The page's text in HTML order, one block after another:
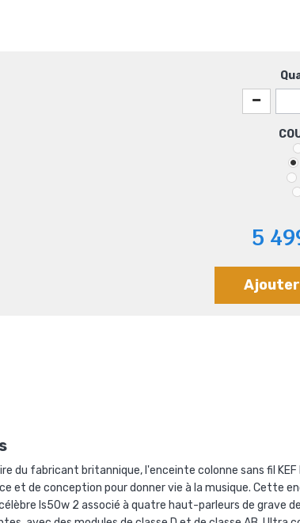
5
Ajouter
du fabricant britannique, l'enceinte colonne sans fil
et de conception pour donner vie à la musique. Cette
ls50w 2 associé à quatre haut-parleurs de grave